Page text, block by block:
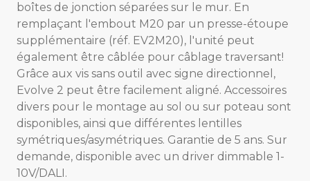
boîtes de jonction séparées sur le mur. En
remplaçant l'embout M20 par un presse-étoupe
supplémentaire (réf. EV2M20), l'unité peut
également être câblée pour câblage traversant!
Grâce aux vis sans outil avec signe directionnel,
Evolve 2 peut être facilement aligné. Accessoires
divers pour le montage au sol ou sur poteau sont
disponibles, ainsi que différentes lentilles
symétriques/asymétriques. Garantie de 5 ans. Sur
demande, disponible avec un driver dimmable 1-
10V/DALI.